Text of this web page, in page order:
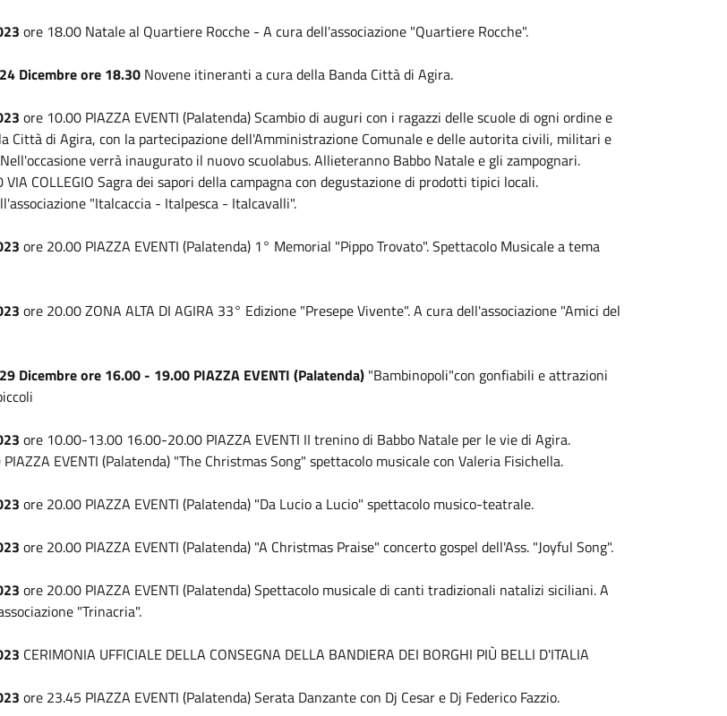
ore 18.00 Natale al Quartiere Rocche - A cura dell'associazione "Quartiere Rocche".
Dicembre ore 18.30Novene itineranti a cura della Banda Città di Agira.
ore 10.00 PIAZZA EVENTI (Palatenda) Scambio di auguri con i ragazzi delle scuole di ogni ordine e
Città di Agira, con la partecipazione dell'Amministrazione Comunale e delle autorita civili, militari e
verrà inaugurato il nuovo scuolabus. Allieteranno Babbo Natale e gli zampognari.
VIA COLLEGIO Sagra dei sapori della campagna con degustazione di prodotti tipici locali.
"Italcaccia - Italpesca - Italcavalli".
ore 20.00 PIAZZA EVENTI (Palatenda) 1° Memorial "Pippo Trovato". Spettacolo Musicale a tema
ore 20.00 ZONA ALTA DI AGIRA 33° Edizione "Presepe Vivente". A cura dell'associazione "Amici del
Dicembre ore 16.00 - 19.00 PIAZZA EVENTI (Palatenda)"Bambinopoli"con gonfiabili e attrazioni
ore 10.00-13.00 16.00-20.00 PIAZZA EVENTI II trenino di Babbo Natale per le vie di Agira.
EVENTI (Palatenda) "The Christmas Song" spettacolo musicale con Valeria Fisichella.
ore 20.00 PIAZZA EVENTI (Palatenda) "Da Lucio a Lucio" spettacolo musico-teatrale.
ore 20.00 PIAZZA EVENTI (Palatenda) "A Christmas Praise" concerto gospel dell'Ass. "Joyful Song".
ore 20.00 PIAZZA EVENTI (Palatenda) Spettacolo musicale di canti tradizionali natalizi siciliani. A
"Trinacria".
CERIMONIA UFFICIALE DELLA CONSEGNA DELLA BANDIERA DEI BORGHI PIÙ BELLI D'ITALIA
ore 23.45 PIAZZA EVENTI (Palatenda) Serata Danzante con Dj Cesar e Dj Federico Fazzio.